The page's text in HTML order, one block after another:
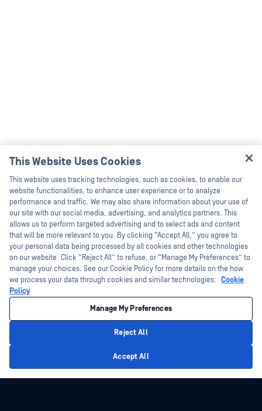
This Website Uses Cookies
This website uses tracking technologies, such as cookies, to enable our
website functionalities, to enhance user experience or to analyze
performance and traffic. We may also share information about your use of
our site with our social media, advertising, and analytics partners. This
allows us to perform targeted advertising and to select ads and content
that will be more relevant to you. By clicking “Accept All,” you agree to
your personal data being processed by all cookies and other technologies
on our website. Click “Reject All” to refuse, or “Manage My Preferences” to
manage your choices. See our Cookie Policy for more details on the how
we process your data through cookies and similar technologies: Cookie
Policy
Manage My Preferences
Reject All
Accept All
Hey there!
I'm Ozzy, your OPSWAT virtual assistant.
How can I help you secure what's critical
today?